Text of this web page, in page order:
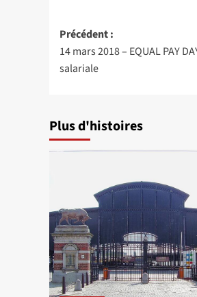
Navigation
d’article
Précédent :
14 mars 2018 – EQUAL PAY
salariale
Plus d'histoires